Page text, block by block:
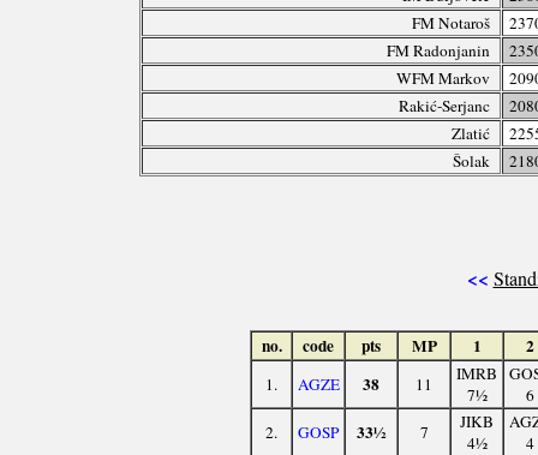
FM Notaroš
FM Radonjanin
WFM Markov
Rakić-Serjanc
Zlatić
Šolak
<<
no. code pts MP 1 2
1. AGZE 38 11
IMRB
7½
6
2.
GOSP 33½ 7
JIKB
4½
4